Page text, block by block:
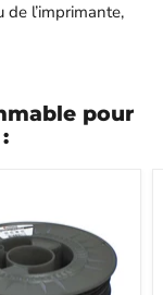
l’imprimante,
pour